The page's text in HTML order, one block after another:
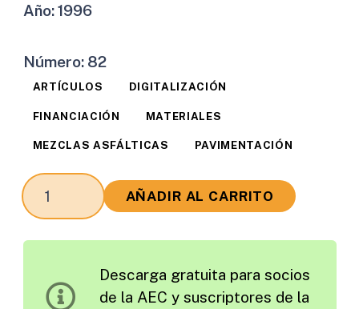
Año:1996
Número: 82
ARTÍCULOS DIGITALIZACIÓN
FINANCIACIÓN MATERIALES
MEZCLAS ASFÁLTICAS PAVIMENTACIÓN
El
Programa
Investigación
AÑADIR AL CARRITO
Descarga gratuita para socios
de la AEC y suscriptores de la